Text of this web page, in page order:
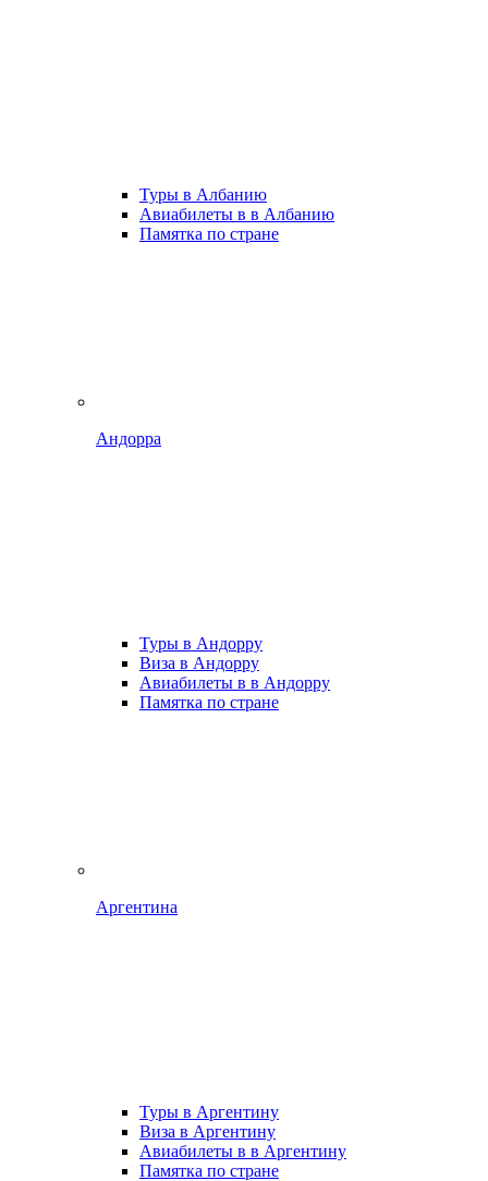
Туры в Албанию
Авиабилеты в в Албанию
Памятка по стране
Андорра
Туры в Андорру
Виза в Андорру
Авиабилеты в в Андорру
Памятка по стране
Аргентина
Туры в Аргентину
Виза в Аргентину
Авиабилеты в в Аргентину
Памятка по стране